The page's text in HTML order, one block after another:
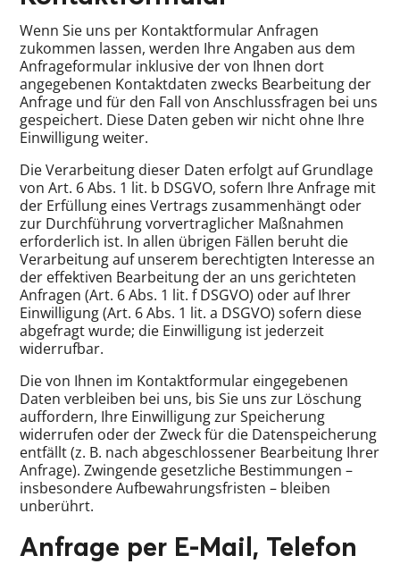
Wenn Sie uns per Kontaktformular Anfragen
zukommen lassen, werden Ihre Angaben aus dem
Anfrageformular inklusive der von Ihnen dort
angegebenen Kontaktdaten zwecks Bearbeitung der
Anfrage und für den Fall von Anschlussfragen bei uns
gespeichert. Diese Daten geben wir nicht ohne Ihre
Einwilligung weiter.
Die Verarbeitung dieser Daten erfolgt auf Grundlage
von Art. 6 Abs. 1 lit. b DSGVO, sofern Ihre Anfrage mit
der Erfüllung eines Vertrags zusammenhängt oder
zur Durchführung vorvertraglicher Maßnahmen
erforderlich ist. In allen übrigen Fällen beruht die
Verarbeitung auf unserem berechtigten Interesse an
der effektiven Bearbeitung der an uns gerichteten
Anfragen (Art. 6 Abs. 1 lit. f DSGVO) oder auf Ihrer
Einwilligung (Art. 6 Abs. 1 lit. a DSGVO) sofern diese
abgefragt wurde; die Einwilligung ist jederzeit
widerrufbar.
Die von Ihnen im Kontaktformular eingegebenen
Daten verbleiben bei uns, bis Sie uns zur Löschung
auffordern, Ihre Einwilligung zur Speicherung
widerrufen oder der Zweck für die Datenspeicherung
entfällt (z. B. nach abgeschlossener Bearbeitung Ihrer
Anfrage). Zwingende gesetzliche Bestimmungen –
insbesondere Aufbewahrungsfristen – bleiben
unberührt.
Anfrage per E-Mail, Telefon